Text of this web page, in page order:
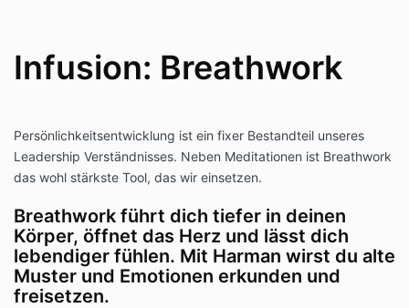
Infusion: Breathwork
Persönlichkeitsentwicklung ist ein fixer Bestandteil unseres
Leadership Verständnisses. Neben Meditationen ist Breathwork
das wohl stärkste Tool, das wir einsetzen.
Breathwork führt dich tiefer in deinen
Körper, öffnet das Herz und lässt dich
lebendiger fühlen. Mit Harman wirst du alte
Muster und Emotionen erkunden und
freisetzen.